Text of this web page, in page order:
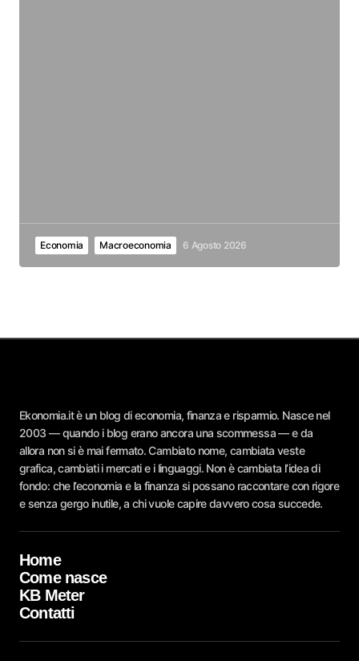
Economia Macroeconomia 6 Agosto 2026
Ekonomia.it è un blog di economia, finanza e risparmio. Nasce nel
2003 — quando i blog erano ancora una scommessa — e da
allora non si è mai fermato. Cambiato nome, cambiata veste
grafica, cambiati i mercati e i linguaggi. Non è cambiata l’idea di
fondo: che l’economia e la finanza si possano raccontare con rigore
e senza gergo inutile, a chi vuole capire davvero cosa succede.
Home
Come nasce
KB Meter
Contatti